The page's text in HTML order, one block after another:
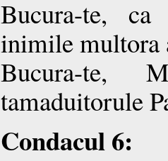
Bucura-te,
inimile multora
Bucura-te,
tamaduitorule
Condacul 6: